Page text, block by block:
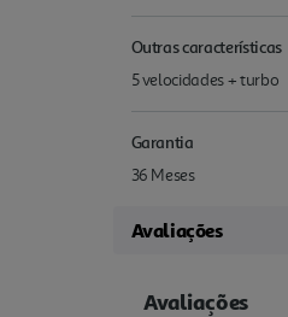
Outras características
5 velocidades + turbo
Garantia
36 Meses
Avaliações